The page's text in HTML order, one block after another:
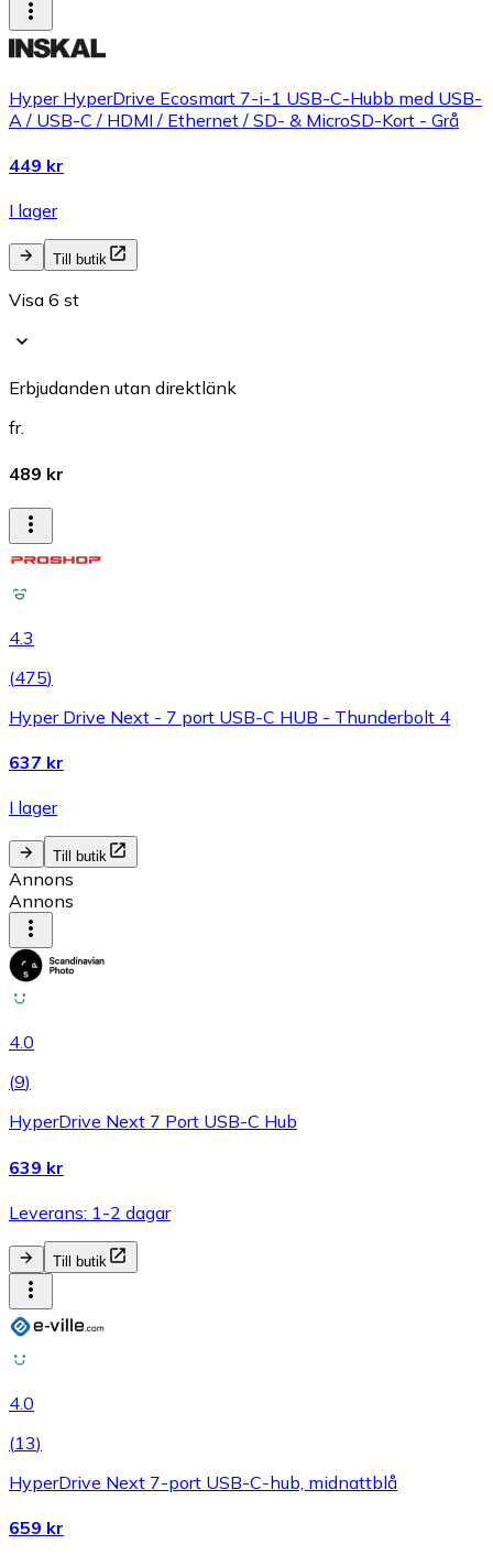
Hyper HyperDrive Ecosmart 7-i-1 USB-C-Hubb med USB-
A / USB-C / HDMI / Ethernet / SD- & MicroSD-Kort - Grå
449 kr
I lager
Till butik
Visa 6 st
Erbjudanden utan direktlänk
fr.
489 kr
4.3
(475)
Hyper Drive Next - 7 port USB-C HUB - Thunderbolt 4
637 kr
I lager
Till butik
Annons
Annons
4.0
(9)
HyperDrive Next 7 Port USB-C Hub
639 kr
Leverans: 1-2 dagar
Till butik
4.0
(13)
HyperDrive Next 7-port USB-C-hub, midnattblå
659 kr